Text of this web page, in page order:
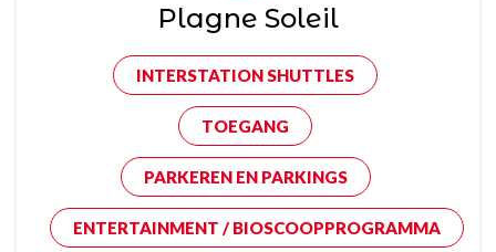
Plagne Soleil
INTERSTATION SHUTTLES
TOEGANG
PARKEREN EN PARKINGS
ENTERTAINMENT / BIOSCOOPPROGRAMMA